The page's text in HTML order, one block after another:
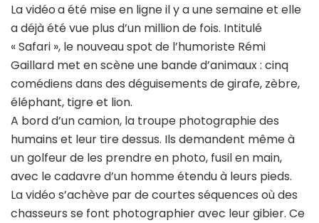
La vidéoa été mise en ligne il y a une semaine et elle
a déjà été vue plus d’un million de fois. Intitulé
« Safari », le nouveau spot de l’humoriste Rémi
Gaillard met en scène une bande d’animaux : cinq
comédiens dans des déguisements de girafe, zèbre,
éléphant, tigre et lion.
A bord d’un camion, la troupe photographie des
humains et leur tire dessus. Ils demandent même à
un golfeur de les prendre en photo, fusil en main,
avec le cadavre d’un homme étendu à leurs pieds.
La vidéo s’achève par de courtes séquences où des
chasseurs se font photographier avec leur gibier. Ce